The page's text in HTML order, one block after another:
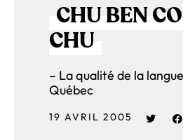
CHU BEN
CHU
– La qualité de la
Québec
19 AVRIL 2005